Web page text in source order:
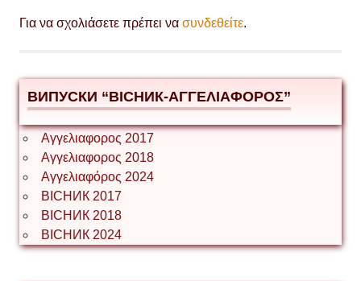
Για να σχολιάσετε πρέπει να συνδεθείτε.
ВИПУСКИ “ВІСНИК-ΑΓΓΕΛΙΑΦΟΡΟΣ”
Αγγελιαφορος 2017
Αγγελιαφορος 2018
Αγγελιαφόρος 2024
ВІСНИК 2017
ВІСНИК 2018
ВІСНИК 2024